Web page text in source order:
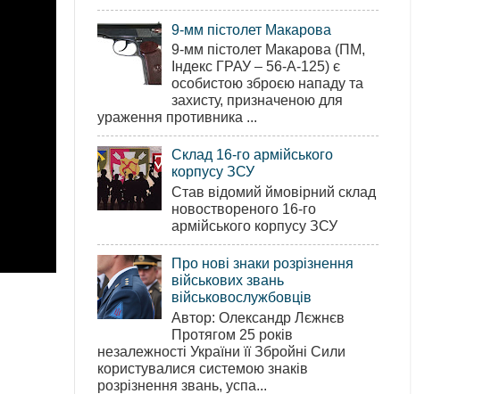
9-мм пістолет Макарова
9-мм пістолет Макарова (ПМ,
Індекс ГРАУ – 56-А-125) є
особистою зброєю нападу та
захисту, призначеною для
ураження противника ...
Склад 16-го армійського
корпусу ЗСУ
Став відомий ймовірний склад
новоствореного 16-го
армійського корпусу ЗСУ
Про нові знаки розрізнення
військових звань
військовослужбовців
Автор: Олександр Лєжнєв
Протягом 25 років
незалежності України її Збройні Сили
користувалися системою знаків
розрізнення звань, успа...